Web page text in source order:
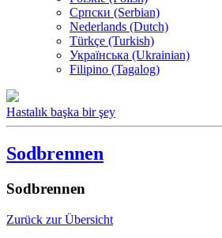
Српски (Serbian)
Nederlands (Dutch)
Türkçe (Turkish)
Українська (Ukrainian)
Filipino (Tagalog)
Hastalık başka bir şey
Sodbrennen
Sodbrennen
Zurück zur Übersicht